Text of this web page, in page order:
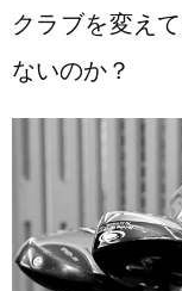
クラブを変え
ないのか？